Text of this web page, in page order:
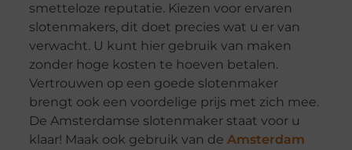
smetteloze reputatie. Kiezen voor ervaren
slotenmakers, dit doet precies wat u er van
verwacht. U kunt hier gebruik van maken
zonder hoge kosten te hoeven betalen.
Vertrouwen op een goede slotenmaker
brengt ook een voordelige prijs met zich mee.
De Amsterdamse slotenmaker staat voor u
klaar! Maak ook gebruik van de Amsterdam